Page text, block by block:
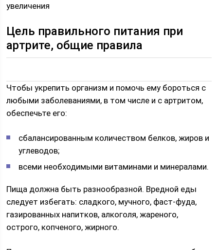
увеличения
Цель правильного питания при
артрите, общие правила
Чтобы укрепить организм и помочь ему бороться с
любыми заболеваниями, в том числе и с артритом,
обеспечьте его:
сбалансированным количеством белков, жиров и
углеводов;
всеми необходимыми витаминами и минералами.
Пища должна быть разнообразной. Вредной еды
следует избегать: сладкого, мучного, фаст-фуда,
газированных напитков, алкоголя, жареного,
острого, копченого, жирного.